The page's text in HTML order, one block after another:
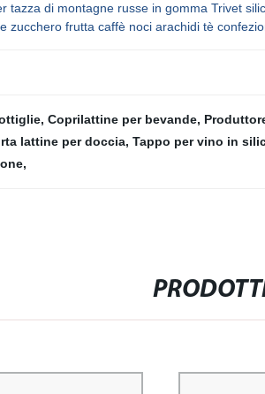
tazza di montagne russe in gomma Trivet
zucchero frutta caffè noci arachidi tè
, Coprilattine per bevande,
lattine per doccia, Tappo per vino in
,